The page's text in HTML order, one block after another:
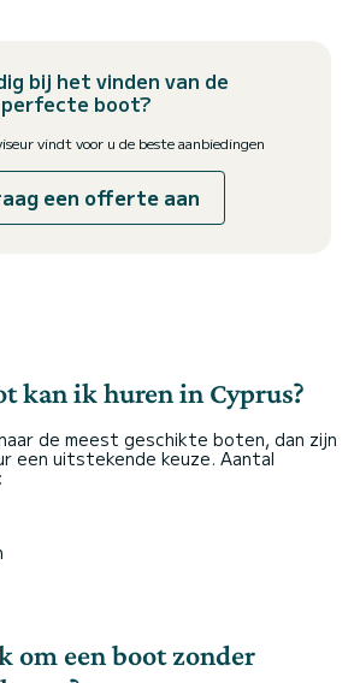
bij het vinden van de
perfecte boot?
vindt voor u de beste aanbiedingen
een offerte aan
kan ik huren in Cyprus?
de meest geschikte boten, dan zijn
een uitstekende keuze. Aantal
om een boot zonder